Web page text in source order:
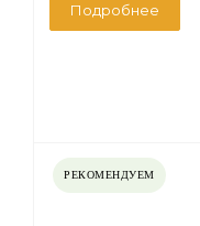
Подробнее
РЕКОМЕНДУЕМ